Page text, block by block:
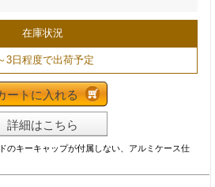
在庫状況
3日程度で出荷予定
ートに入れる
詳細はこちら
のキーキャップが付属しない、アルミケース仕